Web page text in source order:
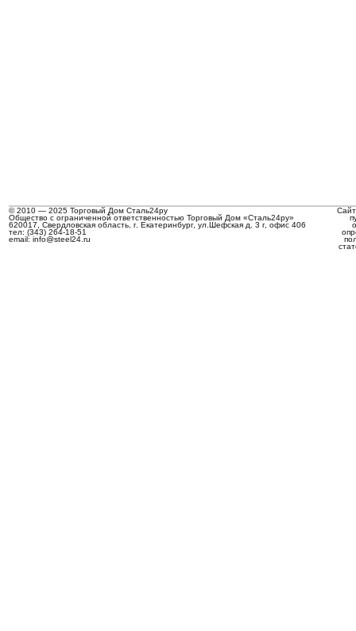
© 2010 — 2025 Торговый Дом Сталь24ру
Общество с ограниченной ответственностью Торговый Дом «Сталь24ру»
620017, Свердловская область, г. Екатеринбург, ул.Шефская д. 3 г, офис 406
тел: (343) 264-18-51
email: info@steel24.ru